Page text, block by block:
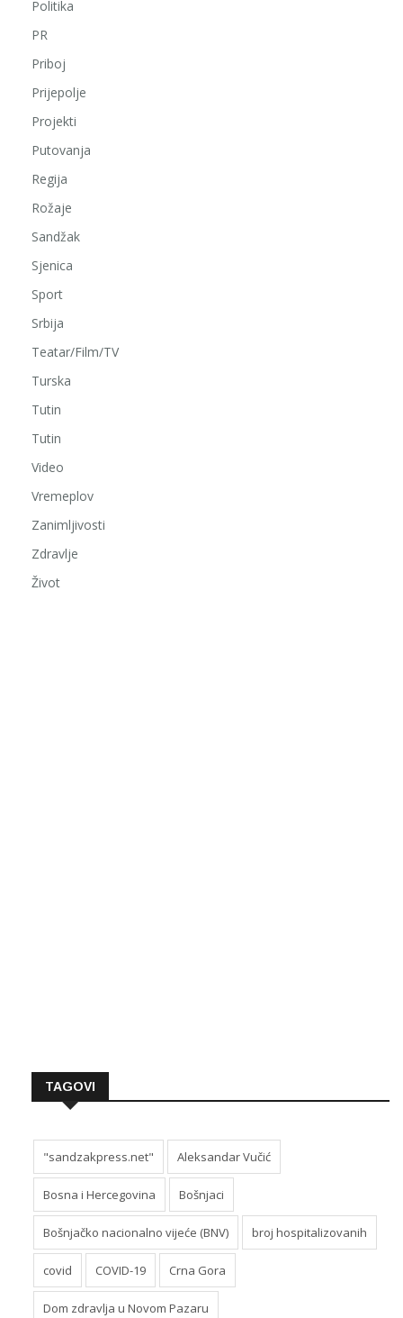
Politika
PR
Priboj
Prijepolje
Projekti
Putovanja
Regija
Rožaje
Sandžak
Sjenica
Sport
Srbija
Teatar/Film/TV
Turska
Tutin
Tutin
Video
Vremeplov
Zanimljivosti
Zdravlje
Život
TAGOVI
"sandzakpress.net" Aleksandar Vučić
Bosna i Hercegovina Bošnjaci
Bošnjačko nacionalno vijeće (BNV) broj hospitalizovanih
covid COVID-19 Crna Gora
Dom zdravlja u Novom Pazaru